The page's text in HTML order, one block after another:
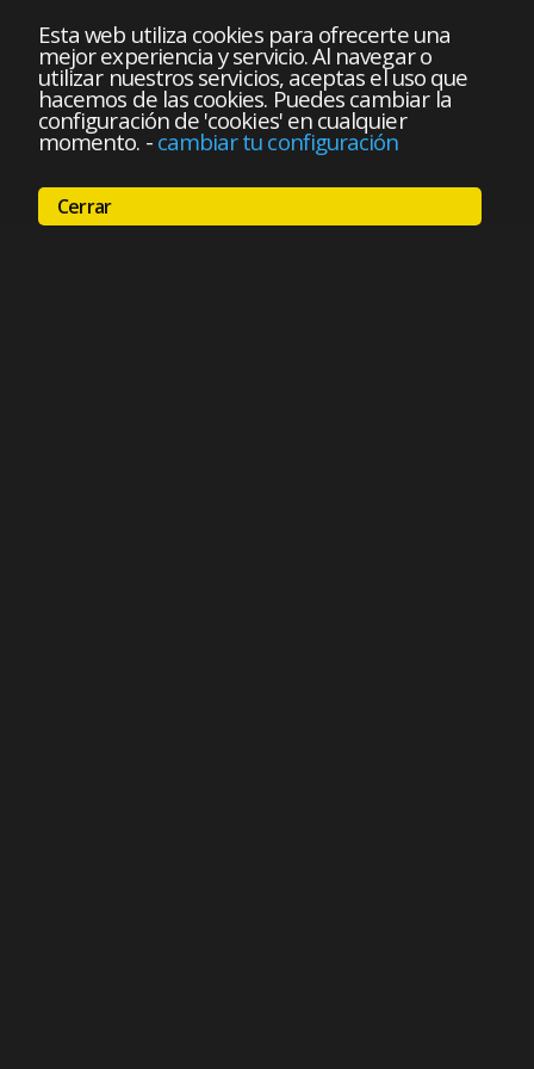
Esta web utiliza cookies para ofrecerte una
mejor experiencia y servicio. Al navegar o
utilizar nuestros servicios, aceptas el uso que
hacemos de las cookies. Puedes cambiar la
configuración de 'cookies' en cualquier
momento. - cambiar tu configuración
Cerrar